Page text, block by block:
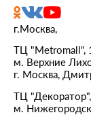
г.Москва,
ТЦ "Metromall",
м. Верхние
г. Москва,
ТЦ
м.